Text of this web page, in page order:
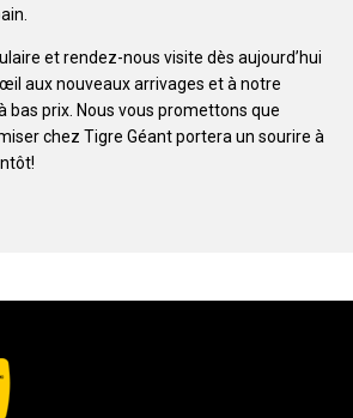
et rendez-nous visite dès aujourd’hui
aux nouveaux arrivages et à notre
bas prix. Nous vous promettons que
chez Tigre Géant portera un sourire à